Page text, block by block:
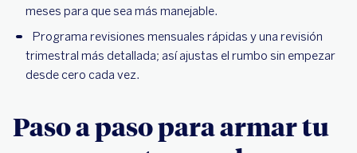
meses para que sea más manejable.
Programa revisiones mensuales rápidas y una revisión
trimestral más detallada; así ajustas el rumbo sin empezar
desde cero cada vez.
Paso a paso para armar tu